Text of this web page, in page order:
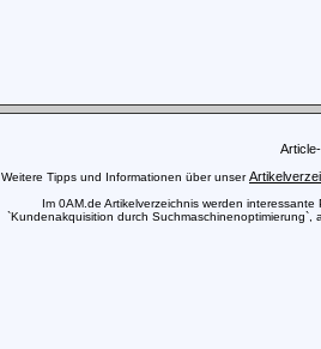
Weitere Tipps und Informationen über unser
Im 0AM.de Artikelverzeichnis werden
`Kundenakquisition durch